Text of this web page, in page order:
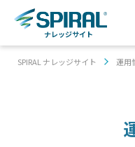
ナレッジサイト
SPIRAL ナレッジサイト 運用